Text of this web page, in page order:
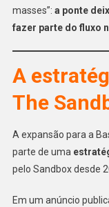
masses”: a ponte
fazer parte do fluxo
A
The
A expansão para a
parte de uma
pelo Sandbox desde
Em um anúncio